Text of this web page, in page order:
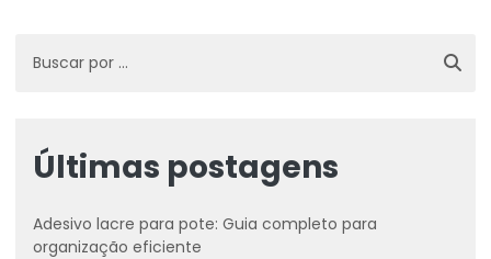
Últimas postagens
Adesivo lacre para pote: Guia completo para
organização eficiente